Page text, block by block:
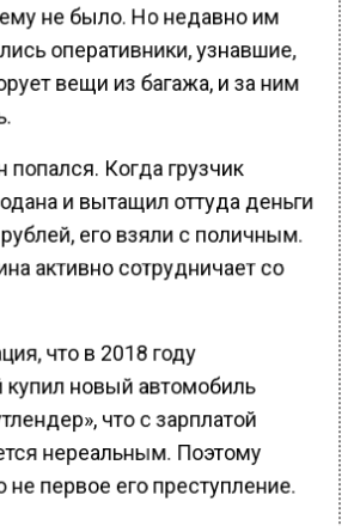
не было. Но недавно им
оперативники, узнавшие,
вещи из багажа, и за ним
Когда грузчик
и вытащил оттуда деньги
его взяли с поличным.
активно сотрудничает со
что в 2018 году
новый автомобиль
что с зарплатой
нереальным. Поэтому
не первое его преступление.